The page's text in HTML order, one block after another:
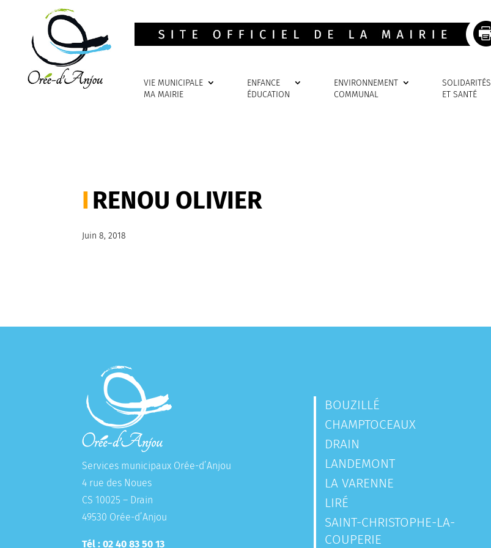
VIE MUNICIPALE
MA MAIRIE
ENFANCE
ÉDUCATION
ENVIRONNEMENT
COMMUNAL
SOLIDARITÉS
ET SANTÉ
RENOU OLIVIER
Juin 8, 2018
Services municipaux Orée-d’Anjou
4 rue des Noues
CS 10025 – Drain
49530 Orée-d’Anjou
Tél : 02 40 83 50 13
BOUZILLÉ
CHAMPTOCEAUX
DRAIN
LANDEMONT
LA VARENNE
LIRÉ
SAINT-CHRISTOPHE-LA-
COUPERIE